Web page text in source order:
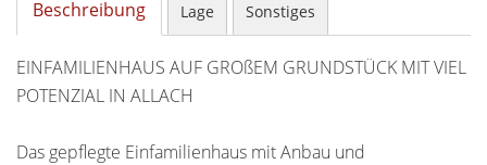
Beschreibung Lage Sonstiges
EINFAMILIENHAUS AUF GROßEM GRUNDSTÜCK MIT VIEL
POTENZIAL IN ALLACH
Das gepflegte Einfamilienhaus mit Anbau und